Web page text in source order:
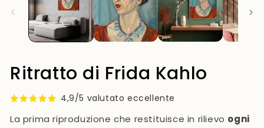
Ritratto di Frida Kahlo
4,9/5 valutato eccellente
La prima riproduzione che restituisce in rilievo ogni